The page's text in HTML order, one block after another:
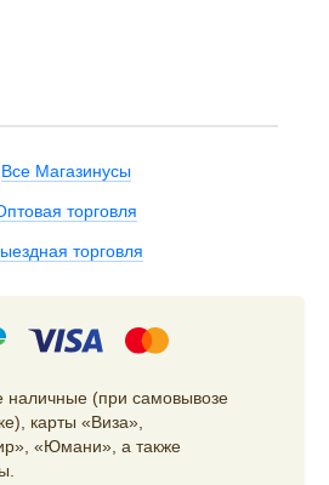
Все Магазинусы
торговля
торговля
наличные (при самовывозе
карты «Виза»,
«Юмани», а также